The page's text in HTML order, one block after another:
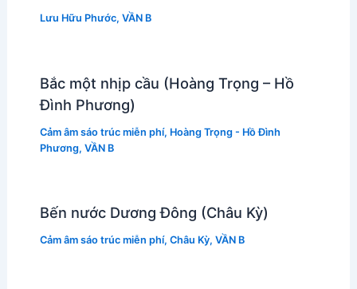
Lưu Hữu Phước, VẦN B
Bắc một nhịp cầu (Hoàng Trọng – Hồ
Đình Phương)
Cảm âm sáo trúc miễn phí, Hoàng Trọng - Hồ Đình
Phương, VẦN B
Bến nước Dương Đông (Châu Kỳ)
Cảm âm sáo trúc miễn phí, Châu Kỳ, VẦN B